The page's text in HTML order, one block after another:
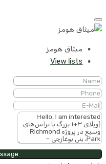
میثاق هومز
View lists